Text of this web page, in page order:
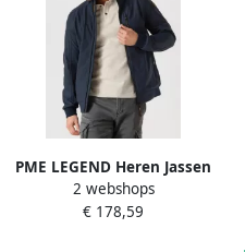
PME LEGEND Heren Jassen
Flight Jacket Skyglider 3l
Softshell Blauw
2 webshops
€ 178,59